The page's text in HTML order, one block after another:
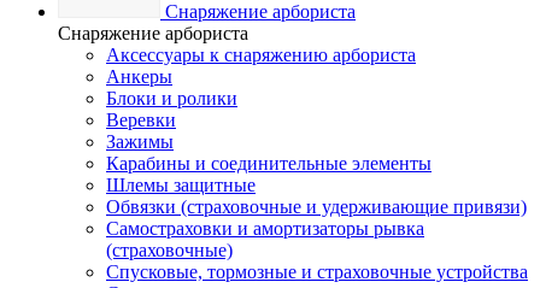
Снаряжение арбориста
Снаряжение арбориста
Аксессуары к снаряжению арбориста
Анкеры
Блоки и ролики
Веревки
Зажимы
Карабины и соединительные элементы
Шлемы защитные
Обвязки (страховочные и удерживающие привязи)
Самостраховки и амортизаторы рывка
(страховочные)
Спусковые, тормозные и страховочные устройства